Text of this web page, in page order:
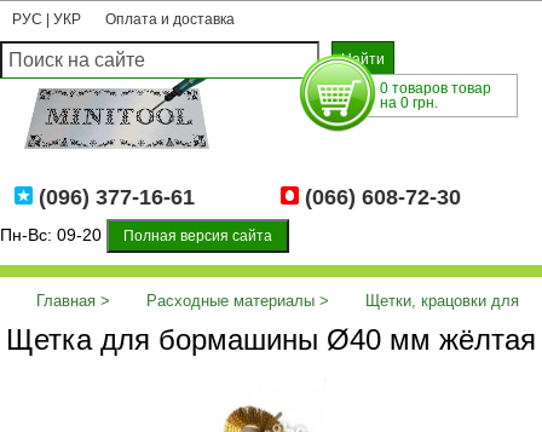
РУС УКР Оплата и доставка
0 товаров товар
на 0 грн.
(096) 377-16-61 (066) 608-72-30
Пн-Вс: 09-20 Полная версия сайта
Главная Расходные материалы
Щетки, крацовки для
бормашины
Щетка для бормашины Ø40 мм жёлтая
Щетка для бормашины Ø40 мм жёлтая